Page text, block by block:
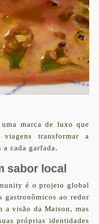
marca de luxo que
transformar a
cada garfada.
sabor local
é o projeto global
gastronômicos ao redor
a visão da Maison, mas
próprias identidades